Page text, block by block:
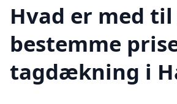
Hvad er med
bestemme
tagdækning i